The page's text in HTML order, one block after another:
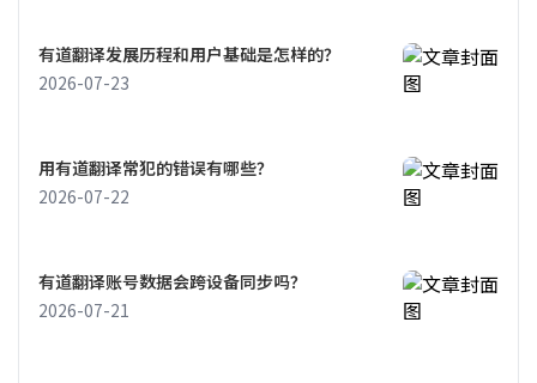
有道翻译发展历程和用户基础是怎样的？
2026-07-23
用有道翻译常犯的错误有哪些？
2026-07-22
有道翻译账号数据会跨设备同步吗？
2026-07-21